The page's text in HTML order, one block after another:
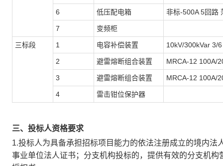
6 低压配电箱 非标-500A 5回路
7 变频柜
三标段 1 电容补偿装置 10kV/300kVar 3/6
2 避雷熔断组合装置 MRCA-12 100A/
3 避雷熔断组合装置 MRCA-12 100A/
4 雷击钳位保护器
三、投标人资格要求
1.投标人为具备承担招标项目能力的依法注册成立的境内
事业单位法人证书；分支机构投标的，提供有效的分支机